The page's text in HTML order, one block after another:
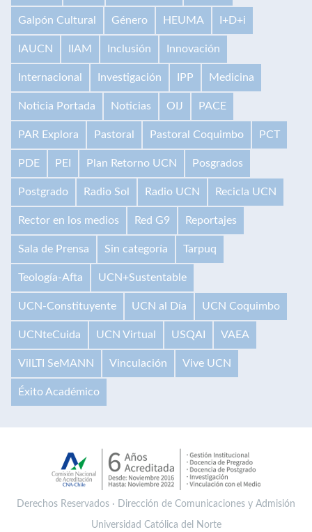
Galpón Cultural Género HEUMA I+D+i
IAUCN IIAM Inclusión Innovación
Internacional Investigación IPP Medicina
Noticia Portada Noticias OIJ PACE
PAR Explora Pastoral Pastoral Coquimbo PCT
PDE PEI Plan Retorno UCN Posgrados
Postgrado Radio Sol Radio UCN Recicla UCN
Rector en los medios Red G9 Reportajes
Sala de Prensa Sin categoría Tarpuq
Teología-Afta UCN+Sustentable
UCN-Constituyente UCN al Día UCN Coquimbo
UCNteCuida UCN Virtual USQAI VAEA
VilLTI SeMANN Vinculación Vive UCN
Éxito Académico
Derechos Reservados · Dirección de Comunicaciones y Admisión
Universidad Católica del Norte